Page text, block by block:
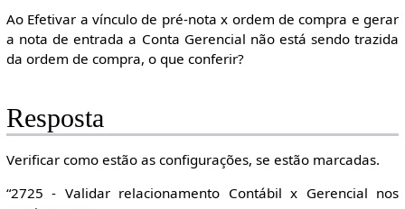
Ao Efetivar a vínculo de pré-nota x ordem de compra e gerar
a nota de entrada a Conta Gerencial não está sendo trazida
da ordem de compra, o que conferir?
Resposta
Verificar como estão as configurações, se estão marcadas.
“2725 - Validar relacionamento Contábil x Gerencial nos